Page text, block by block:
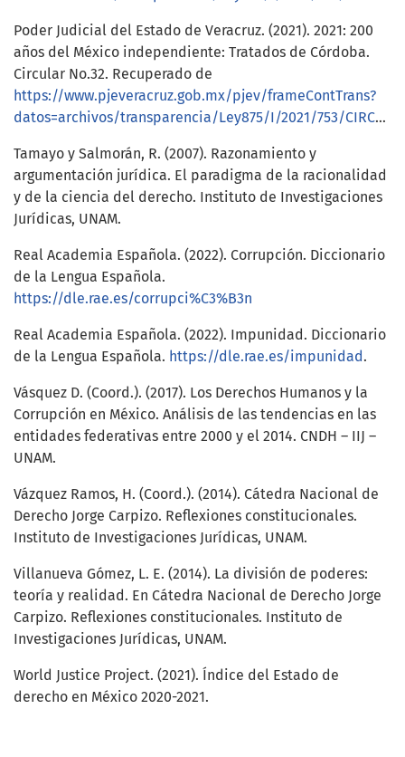
Poder Judicial del Estado de Veracruz. (2021). 2021: 200
años del México independiente: Tratados de Córdoba.
Circular No.32. Recuperado de
https://www.pjeveracruz.gob.mx/pjev/frameContTrans?
datos=archivos/transparencia/Ley875/I/2021/753/CIRCULAR_32_2021.PDF
Tamayo y Salmorán, R. (2007). Razonamiento y
argumentación jurídica. El paradigma de la racionalidad
y de la ciencia del derecho. Instituto de Investigaciones
Jurídicas, UNAM.
Real Academia Española. (2022). Corrupción. Diccionario
de la Lengua Española.
https://dle.rae.es/corrupci%C3%B3n
Real Academia Española. (2022). Impunidad. Diccionario
de la Lengua Española. https://dle.rae.es/impunidad .
Vásquez D. (Coord.). (2017). Los Derechos Humanos y la
Corrupción en México. Análisis de las tendencias en las
entidades federativas entre 2000 y el 2014. CNDH – IIJ –
UNAM.
Vázquez Ramos, H. (Coord.). (2014). Cátedra Nacional de
Derecho Jorge Carpizo. Reflexiones constitucionales.
Instituto de Investigaciones Jurídicas, UNAM.
Villanueva Gómez, L. E. (2014). La división de poderes:
teoría y realidad. En Cátedra Nacional de Derecho Jorge
Carpizo. Reflexiones constitucionales. Instituto de
Investigaciones Jurídicas, UNAM.
World Justice Project. (2021). Índice del Estado de
derecho en México 2020-2021.